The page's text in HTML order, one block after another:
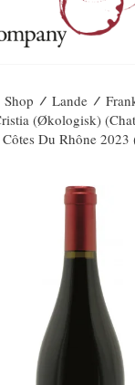
Shop / Lande /
(Økologisk)
Du Rhône